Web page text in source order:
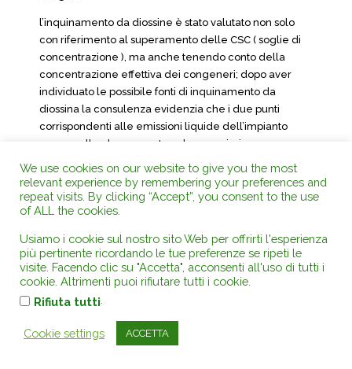
l’inquinamento da diossine è stato valutato non solo
con riferimento al superamento delle CSC ( soglie di
concentrazione ), ma anche tenendo conto della
concentrazione effettiva dei congeneri; dopo aver
individuato le possibile fonti di inquinamento da
diossina la consulenza evidenzia che i due punti
corrispondenti alle emissioni liquide dell’impianto
sono quelle che presentano le maggiori
concentrazioni ed infine che sono stati segnalate due
tubazioni che potrebbero recapitare reflui inquinati
provenienti dalle acque di dilavamento della
discarica ERSU nelle vasche di seconda pioggia;
la riconducibilità dell’inquinamento all’attività del
termovalorizzatore è plausibile anche se non
esclusiva, essendo oltretutto il giudizio sulla esclusività
la tabella ex D.lgs. 152\2006 utilizzata per individuare i
livelli di contaminazione è valida non essendovi una
We use cookies on our website to give you the most
relevant experience by remembering your preferences and
repeat visits. By clicking “Accept”, you consent to the use
of ALL the cookies.
Usiamo i cookie sul nostro sito Web per offrirti l'esperienza
più pertinente ricordando le tue preferenze se ripeti le
visite. Facendo clic su "Accetta", acconsenti all'uso di tutti i
cookie. Altrimenti puoi rifiutare tutti i cookie.
Rifiuta tutti
Cookie settings ACCETTA